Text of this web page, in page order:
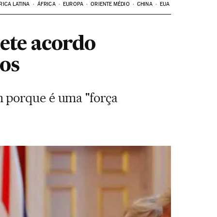
LATINA ÁFRICA EUROPA ORIENTE MÉDIO CHINA EUA
acordo
porque é uma "força